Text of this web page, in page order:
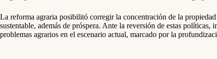
La reforma agraria posibilitó corregir la concentración de la
sustentable, además de próspera. Ante la reversión de estas
problemas agrarios en el escenario actual, marcado por la